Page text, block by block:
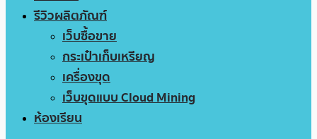
รีวิวผลิตภัณฑ์
เว็บซื้อขาย
กระเป๋าเก็บเหรียญ
เครื่องขุด
เว็บขุดแบบ Cloud Mining
ห้องเรียน